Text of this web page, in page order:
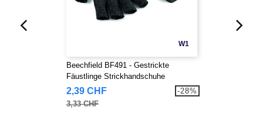
W1
Beechfield BF491 - Gestrickte
Fäustlinge Strickhandschuhe
2,39 CHF
3,33 CHF
-28%